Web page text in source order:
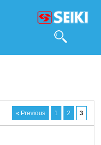
« Previous 1 2 3